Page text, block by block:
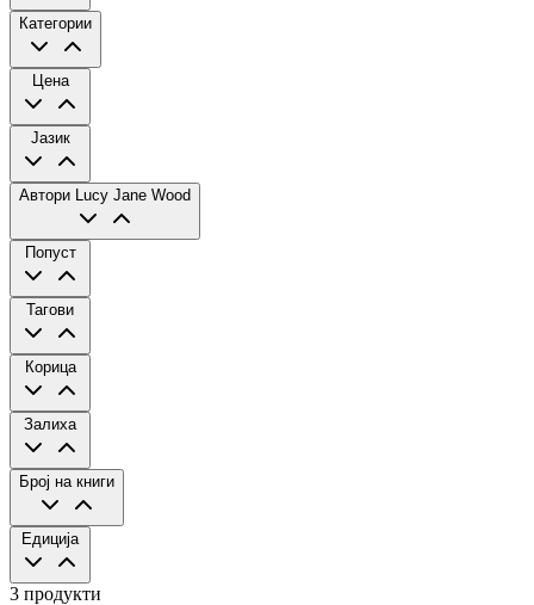
Категории
Цена
Јазик
Автори Lucy Jane Wood
Попуст
Тагови
Корица
Залиха
Број на книги
Едиција
3 продукти